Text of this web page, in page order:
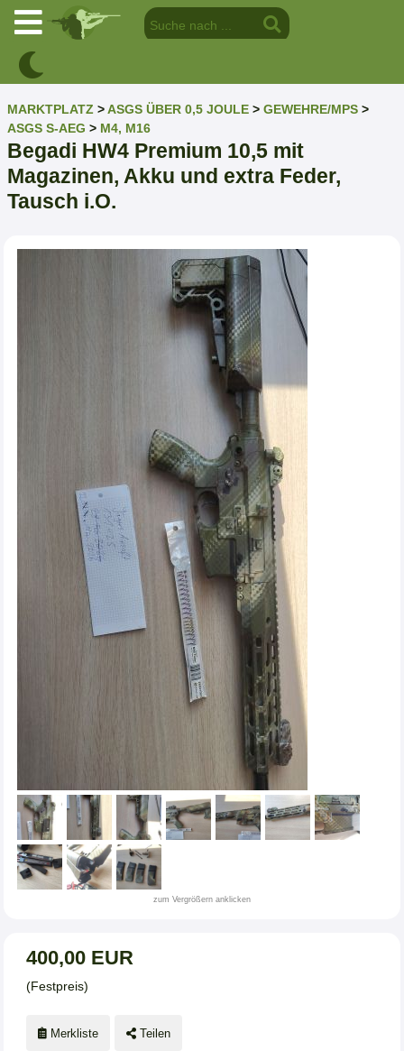
MARKTPLATZ >ASGS ÜBER 0,5 JOULE > GEWEHRE/MPS >
ASGS S-AEG > M4, M16
Begadi HW4 Premium 10,5 mit
Magazinen, Akku und extra Feder,
Tausch i.O.
zum Vergrößern anklicken
400,00 EUR
(Festpreis)
Merkliste Teilen